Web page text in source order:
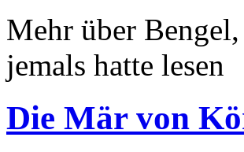
Mehr über
jemals hatte lesen
Die Mär von